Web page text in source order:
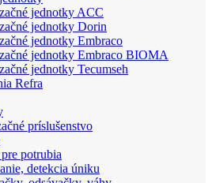
jednotky ACC
jednotky Dorin
jednotky Embraco
jednotky Embraco BIOMA
jednotky Tecumseh
Refra
príslušenstvo
potrubia
detekcia úniku